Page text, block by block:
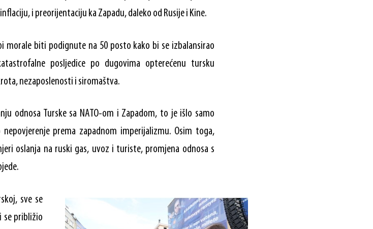
i preorijentaciju ka Zapadu, daleko od Rusije i Kine.
morale biti podignute na 50 posto kako bi se izbalansirao
posljedice po dugovima opterećenu tursku
nezaposlenosti i siromaštva.
odnosa Turske sa NATO-om i Zapadom, to je išlo samo
prema zapadnom imperijalizmu. Osim toga,
oslanja na ruski gas, uvoz i turiste, promjena odnosa s
sve se
se približio